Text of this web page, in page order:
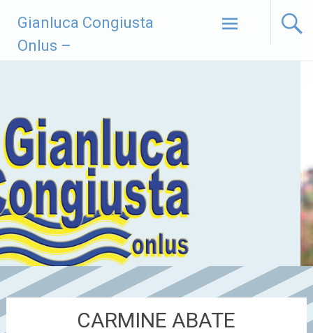
contenuto
Gianluca Congiusta
Onlus –
CARMINE ABATE